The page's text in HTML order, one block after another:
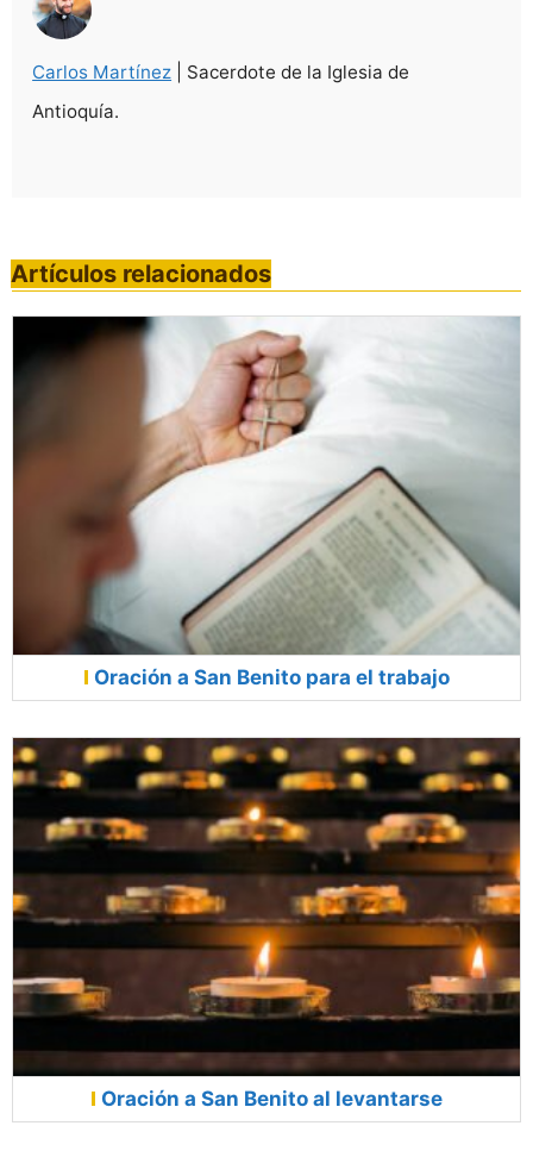
Carlos Martínez | Sacerdote de la Iglesia de
Antioquía.
Artículos relacionados
Oración a San Benito para el trabajo
Oración a San Benito al levantarse